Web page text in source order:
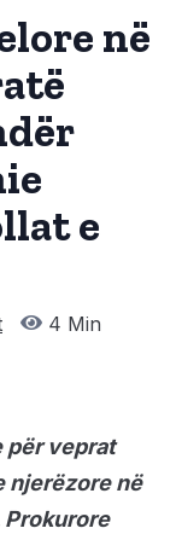
në
e
4 Min
për veprat
njerëzore në
Prokurore